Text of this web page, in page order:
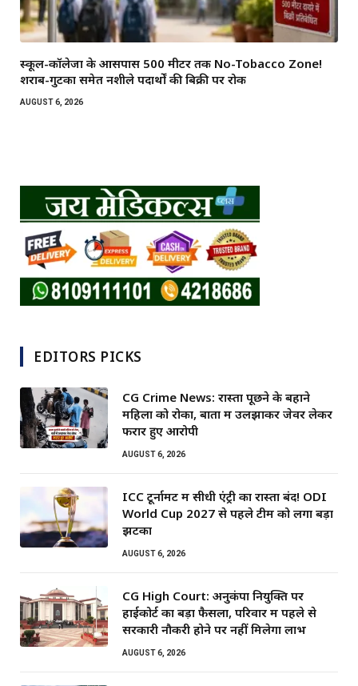
स्कूल-कॉलेजों के आसपास 500 मीटर तक No-Tobacco Zone!
शराब-गुटका समेत नशीले पदार्थों की बिक्री पर रोक
AUGUST 6, 2026
EDITORS PICKS
CG Crime News: रास्ता पूछने के बहाने
महिला को रोका, बातों में उलझाकर जेवर लेकर
फरार हुए आरोपी
AUGUST 6, 2026
ICC टूर्नामेंट में सीधी एंट्री का रास्ता बंद! ODI
World Cup 2027 से पहले टीम को लगा बड़ा
झटका
AUGUST 6, 2026
CG High Court: अनुकंपा नियुक्ति पर
हाईकोर्ट का बड़ा फैसला, परिवार में पहले से
सरकारी नौकरी होने पर नहीं मिलेगा लाभ
AUGUST 6, 2026